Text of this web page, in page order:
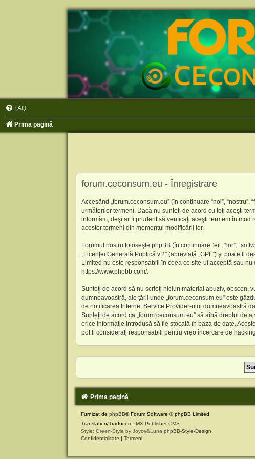
FAQ
Prima pagină
forum.ceconsum.eu - Înregistrare
Accesând „forum.ceconsum.eu” (în continuare “noi”,
următorilor termeni. Dacă nu sunteţi de acord cu toţi aceşti
informăm, deşi ar fi prudent să verificaţi aceşti termeni în
acestor termeni din momentul modificării lor.
Forumul nostru foloseşte phpBB (în continuare “ei”, “lor”,
Licenţei Generală Publică v.2” (abreviată „GPL”) şi poate fi
Limited nu este responsabill în ceea ce site-ul acceptă sau
https://www.phpbb.com/.
Sunteţi de acord să nu scrieţi niciun material abuziv, obscen,
dumneavoastră, ale ţării unde „forum.ceconsum.eu” este
de notificarea Internet Service Provider-ului dumneavoastră
Sunteţi de acord ca „forum.ceconsum.eu” să aibă dreptul de
orice informaţie introdusă să fie stocată în baza de date.
pot fi consideraţi responsabili pentru vreo încercare de
Prima pagină
Furnizat de phpBB® Forum Software © phpBB Limited
Translation/Traducere: MX-Publisher CMS
Style: Green-Style by Joyce&Luna phpBB-Style-Design
Confidențialitate | Termeni